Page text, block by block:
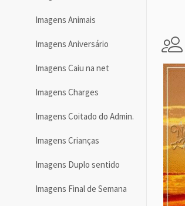
Imagens Animais
Imagens Aniversário
Imagens Caiu na net
Imagens Charges
Imagens Coitado do Admin.
Imagens Crianças
Imagens Duplo sentido
Imagens Final de Semana